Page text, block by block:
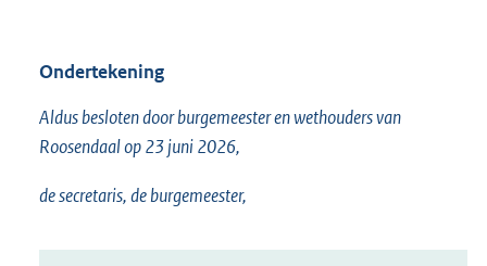
Ondertekening
Aldus besloten door burgemeester en wethouders van
Roosendaal op 23 juni 2026,
de secretaris, de burgemeester,